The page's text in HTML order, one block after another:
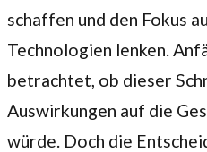
schaffen und den Fokus
Technologien lenken.
betrachtet, ob dieser
Auswirkungen auf die
würde. Doch die